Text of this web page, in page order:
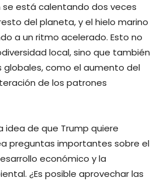
se está calentando dos veces
del planeta, y el hielo marino
a un ritmo acelerado. Esto no
local, sino que también
globales, como el aumento del
de los patrones
idea de que Trump quiere
preguntas importantes sobre el
económico y la
¿Es posible aprovechar las